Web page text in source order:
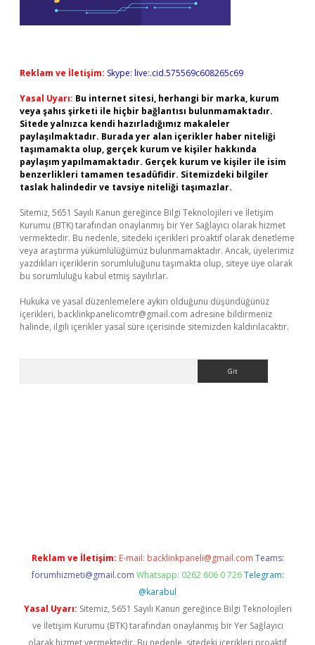
Reklam ve İletişim: Skype: live:.cid.575569c608265c69
Yasal Uyarı: Bu internet sitesi, herhangi bir marka, kurum
veya şahıs şirketi ile hiçbir bağlantısı bulunmamaktadır.
Sitede yalnızca kendi hazırladığımız makaleler
paylaşılmaktadır. Burada yer alan içerikler haber niteliği
taşımamakta olup, gerçek kurum ve kişiler hakkında
paylaşım yapılmamaktadır. Gerçek kurum ve kişiler ile isim
benzerlikleri tamamen tesadüfidir. Sitemizdeki bilgiler
taslak halindedir ve tavsiye niteliği taşımazlar.
Sitemiz, 5651 Sayılı Kanun gereğince Bilgi Teknolojileri ve İletişim
Kurumu (BTK) tarafından onaylanmış bir Yer Sağlayıcı olarak hizmet
vermektedir. Bu nedenle, sitedeki içerikleri proaktif olarak denetleme
veya araştırma yükümlülüğümüz bulunmamaktadır. Ancak, üyelerimiz
yazdıkları içeriklerin sorumluluğunu taşımakta olup, siteye üye olarak
bu sorumluluğu kabul etmiş sayılırlar.
Hukuka ve yasal düzenlemelere aykırı olduğunu düşündüğünüz
içerikleri, backlinkpanelicomtr@gmail.com adresine bildirmeniz
halinde, ilgili içerikler yasal süre içerisinde sitemizden kaldırılacaktır.
Reklam ve İletişim: E-mail: backlinkpaneli@gmail.com Teams:
forumhizmeti@gmail.com Whatsapp: 0262 606 0 726 Telegram:
@karabul
Yasal Uyarı: Sitemiz, 5651 Sayılı Kanun gereğince Bilgi Teknolojileri
ve İletişim Kurumu (BTK) tarafından onaylanmış bir Yer Sağlayıcı
olarak hizmet vermektedir. Bu nedenle, sitedeki içerikleri proaktif